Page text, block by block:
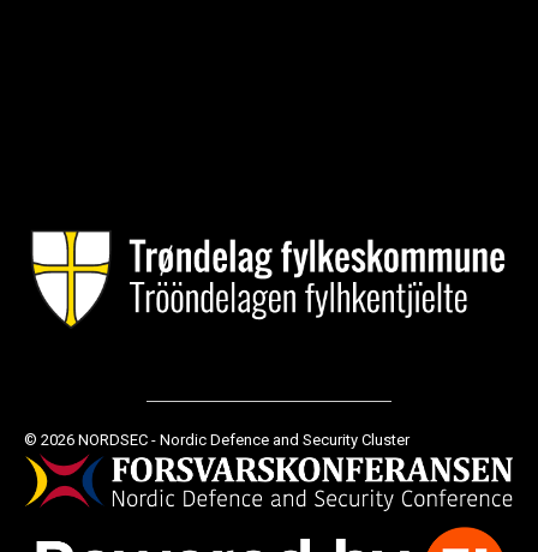
© 2026 NORDSEC - Nordic Defence and Security Cluster